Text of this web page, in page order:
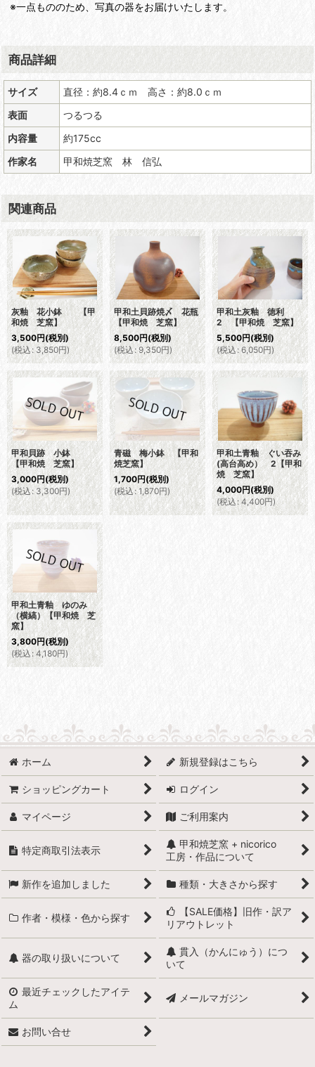
※一点もののため、写真の器をお届けいたします。
商品詳細
サイズ
直径：約8.4ｃｍ 高さ：約8.0ｃｍ
表面
つるつる
内容量
約175cc
作家名
甲和焼芝窯 林 信弘
関連商品
灰釉 花小鉢 【甲
和焼 芝窯】
3,500円(税別)
(税込: 3,850円)
甲和土貝跡焼〆 花瓶
【甲和焼 芝窯】
8,500円(税別)
(税込: 9,350円)
甲和土灰釉 徳利
2 【甲和焼 芝窯】
5,500円(税別)
(税込: 6,050円)
甲和貝跡 小鉢
【甲和焼 芝窯】
3,000円(税別)
(税込: 3,300円)
青磁 梅小鉢 【甲和
焼芝窯】
1,700円(税別)
(税込: 1,870円)
甲和土青釉 ぐい吞み
(高台高め） 2【甲和
焼 芝窯】
4,000円(税別)
(税込: 4,400円)
甲和土青釉 ゆのみ
（横縞）【甲和焼 芝
窯】
3,800円(税別)
(税込 : 4,180円)
ホーム 新規登録はこちら
ショッピングカート ログイン
マイページ ご利用案内
特定商取引法表示
甲和焼芝窯 + nicorico
工房・作品について
新作を追加しました 種類・大きさから探す
作者・模様・色から探す
【SALE価格】旧作・訳ア
リアウトレット
器の取り扱いについて
貫入（かんにゅう）につ
いて
最近チェックしたアイテ
ム
メールマガジン
お問い合せ